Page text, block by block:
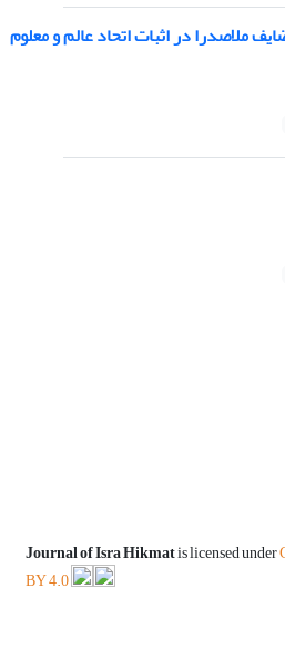
ملاصدرا در اثبات اتحاد عالم و معلوم
Journal of Isra Hikmatis licensed under
BY 4.0